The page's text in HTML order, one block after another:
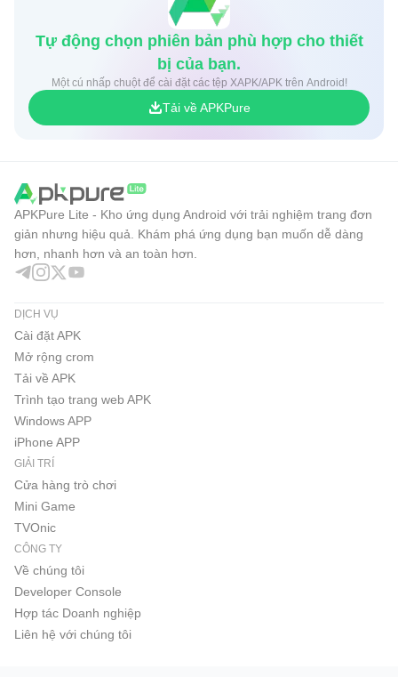
Tự động chọn phiên bản phù hợp cho thiết
bị của bạn.
Một cú nhấp chuột để cài đặt các tệp XAPK/APK trên Android!
Tải về APKPure
APKPure Lite - Kho ứng dụng Android với trải nghiệm trang đơn
giản nhưng hiệu quả. Khám phá ứng dụng bạn muốn dễ dàng
hơn, nhanh hơn và an toàn hơn.
DỊCH VỤ
Cài đặt APK
Mở rộng crom
Tải về APK
Trình tạo trang web APK
Windows APP
iPhone APP
GIẢI TRÍ
Cửa hàng trò chơi
Mini Game
TVOnic
CÔNG TY
Về chúng tôi
Developer Console
Hợp tác Doanh nghiệp
Liên hệ với chúng tôi